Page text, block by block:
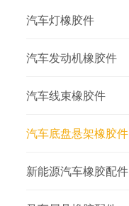
汽车灯橡胶件
汽车发动机橡胶件
汽车线束橡胶件
汽车底盘悬架橡胶件
新能源汽车橡胶配件